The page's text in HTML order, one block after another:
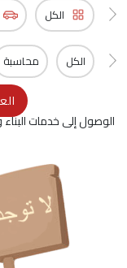
الكل
الكل محاسبة
الوصول إلى خدمات